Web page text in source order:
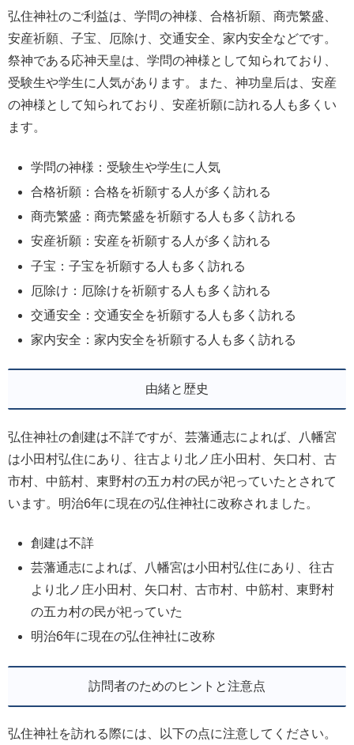
弘住神社のご利益は、学問の神様、合格祈願、商売繁盛、
安産祈願、子宝、厄除け、交通安全、家内安全などです。
祭神である応神天皇は、学問の神様として知られており、
受験生や学生に人気があります。また、神功皇后は、安産
の神様として知られており、安産祈願に訪れる人も多くい
ます。
学問の神様：受験生や学生に人気
合格祈願：合格を祈願する人が多く訪れる
商売繁盛：商売繁盛を祈願する人も多く訪れる
安産祈願：安産を祈願する人が多く訪れる
子宝：子宝を祈願する人も多く訪れる
厄除け：厄除けを祈願する人も多く訪れる
交通安全：交通安全を祈願する人も多く訪れる
家内安全：家内安全を祈願する人も多く訪れる
由緒と歴史
弘住神社の創建は不詳ですが、芸藩通志によれば、八幡宮
は小田村弘住にあり、往古より北ノ庄小田村、矢口村、古
市村、中筋村、東野村の五カ村の民が祀っていたとされて
います。明治6年に現在の弘住神社に改称されました。
創建は不詳
芸藩通志によれば、八幡宮は小田村弘住にあり、往古
より北ノ庄小田村、矢口村、古市村、中筋村、東野村
の五カ村の民が祀っていた
明治6年に現在の弘住神社に改称
訪問者のためのヒントと注意点
弘住神社を訪れる際には、以下の点に注意してください。